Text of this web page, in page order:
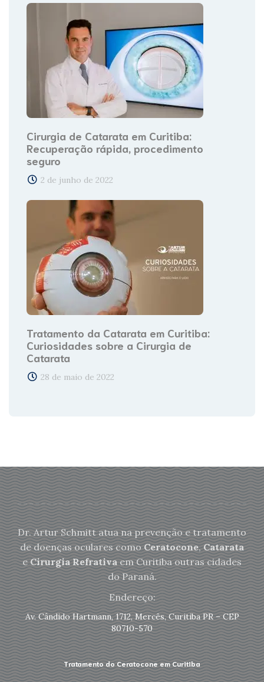
Cirurgia de Catarata em Curitiba:
Recuperação rápida, procedimento
seguro
2 de junho de 2022
Tratamento da Catarata em Curitiba:
Curiosidades sobre a Cirurgia de
Catarata
28 de maio de 2022
Dr. Artur Schmitt atua na prevenção e tratamento
de doenças oculares comoCeratocone,Catarata
eCirurgia Refrativaem Curitiba outras cidades
do Paraná.
Endereço:
Av. Cândido Hartmann, 1712, Mercês, Curitiba PR – CEP
80710-570
Tratamento do Ceratocone em Curitiba